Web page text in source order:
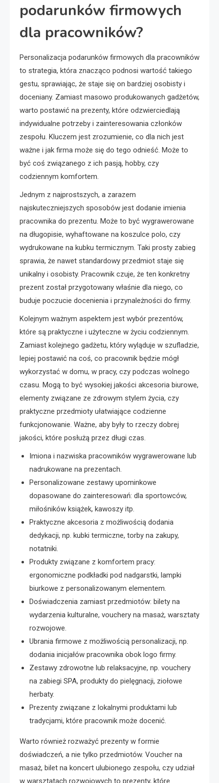
podarunków firmowych
dla pracowników?
Personalizacja podarunków firmowych dla pracowników
to strategia, która znacząco podnosi wartość takiego
gestu, sprawiając, że staje się on bardziej osobisty i
doceniany. Zamiast masowo produkowanych gadżetów,
warto postawić na prezenty, które odzwierciedlają
indywidualne potrzeby i zainteresowania członków
zespołu. Kluczem jest zrozumienie, co dla nich jest
ważne i jak firma może się do tego odnieść. Może to
być coś związanego z ich pasją, hobby, czy
codziennym komfortem.
Jednym z najprostszych, a zarazem
najskuteczniejszych sposobów jest dodanie imienia
pracownika do prezentu. Może to być wygrawerowane
na długopisie, wyhaftowane na koszulce polo, czy
wydrukowane na kubku termicznym. Taki prosty zabieg
sprawia, że nawet standardowy przedmiot staje się
unikalny i osobisty. Pracownik czuje, że ten konkretny
prezent został przygotowany właśnie dla niego, co
buduje poczucie docenienia i przynależności do firmy.
Kolejnym ważnym aspektem jest wybór prezentów,
które są praktyczne i użyteczne w życiu codziennym.
Zamiast kolejnego gadżetu, który wyląduje w szufladzie,
lepiej postawić na coś, co pracownik będzie mógł
wykorzystać w domu, w pracy, czy podczas wolnego
czasu. Mogą to być wysokiej jakości akcesoria biurowe,
elementy związane ze zdrowym stylem życia, czy
praktyczne przedmioty ułatwiające codzienne
funkcjonowanie. Ważne, aby były to rzeczy dobrej
jakości, które posłużą przez długi czas.
Imiona i nazwiska pracowników wygrawerowane lub
nadrukowane na prezentach.
Personalizowane zestawy upominkowe
dopasowane do zainteresowań: dla sportowców,
miłośników książek, kawoszy itp.
Praktyczne akcesoria z możliwością dodania
dedykacji, np. kubki termiczne, torby na zakupy,
notatniki.
Produkty związane z komfortem pracy:
ergonomiczne podkładki pod nadgarstki, lampki
biurkowe z personalizowanym elementem.
Doświadczenia zamiast przedmiotów: bilety na
wydarzenia kulturalne, vouchery na masaż, warsztaty
rozwojowe.
Ubrania firmowe z możliwością personalizacji, np.
dodania inicjałów pracownika obok logo firmy.
Zestawy zdrowotne lub relaksacyjne, np. vouchery
na zabiegi SPA, produkty do pielęgnacji, ziołowe
herbaty.
Prezenty związane z lokalnymi produktami lub
tradycjami, które pracownik może docenić.
Warto również rozważyć prezenty w formie
doświadczeń, a nie tylko przedmiotów. Voucher na
masaż, bilet na koncert ulubionego zespołu, czy udział
w warsztatach rozwojowych to prezenty, które